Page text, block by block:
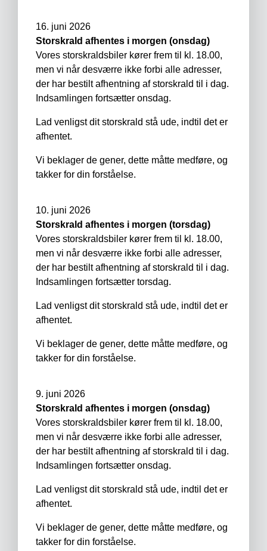
16. juni 2026
Storskrald afhentes i morgen (onsdag)
Vores storskraldsbiler kører frem til kl. 18.00,
men vi når desværre ikke forbi alle adresser,
der har bestilt afhentning af storskrald til i dag.
Indsamlingen fortsætter onsdag.
Lad venligst dit storskrald stå ude, indtil det er
afhentet.
Vi beklager de gener, dette måtte medføre, og
takker for din forståelse.
10. juni 2026
Storskrald afhentes i morgen (torsdag)
Vores storskraldsbiler kører frem til kl. 18.00,
men vi når desværre ikke forbi alle adresser,
der har bestilt afhentning af storskrald til i dag.
Indsamlingen fortsætter torsdag.
Lad venligst dit storskrald stå ude, indtil det er
afhentet.
Vi beklager de gener, dette måtte medføre, og
takker for din forståelse.
9. juni 2026
Storskrald afhentes i morgen (onsdag)
Vores storskraldsbiler kører frem til kl. 18.00,
men vi når desværre ikke forbi alle adresser,
der har bestilt afhentning af storskrald til i dag.
Indsamlingen fortsætter onsdag.
Lad venligst dit storskrald stå ude, indtil det er
afhentet.
Vi beklager de gener, dette måtte medføre, og
takker for din forståelse.